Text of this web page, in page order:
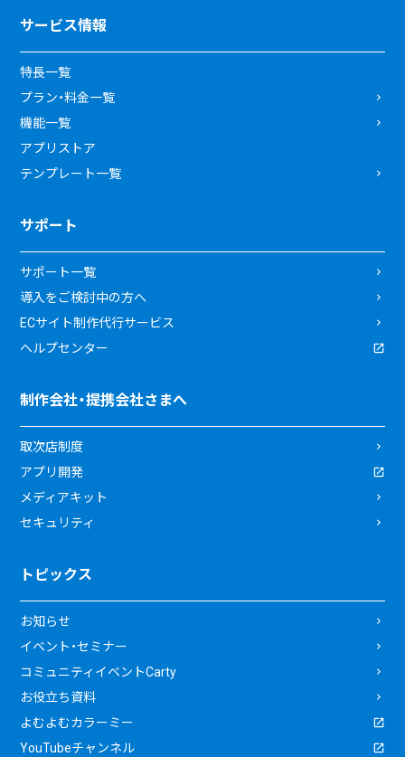
サービス情報
特長一覧
プラン・料金一覧
機能一覧
アプリストア
テンプレート一覧
サポート
サポート一覧
導入をご検討中の方へ
ECサイト制作代行サービス
ヘルプセンター
制作会社・提携会社さまへ
取次店制度
アプリ開発
メディアキット
セキュリティ
トピックス
お知らせ
イベント・セミナー
コミュニティイベントCarty
お役立ち資料
よむよむカラーミー
YouTubeチャンネル